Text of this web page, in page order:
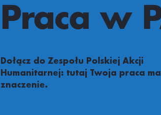
Praca w
Dołącz do Zespołu Polskiej Akcji
Humanitarnej: tutaj Twoja praca ma
znaczenie.